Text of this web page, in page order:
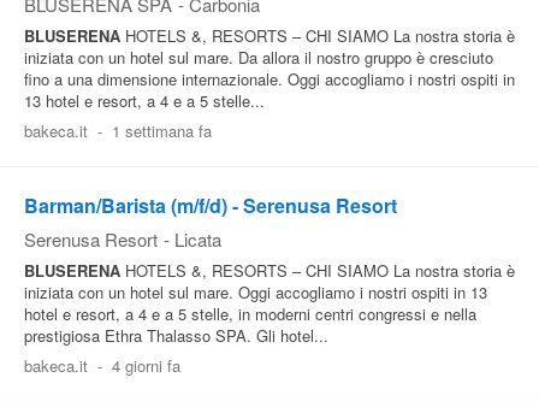
BLUSERENA HOTELS &, RESORTS – CHI SIAMO La nostra storia è
iniziata con un hotel sul mare. Da allora il nostro gruppo è cresciuto
fino a una dimensione internazionale. Oggi accogliamo i nostri ospiti in
13 hotel e resort, a 4 e a 5 stelle...
bakeca.it - 1 settimana fa
Barman/Barista (m/f/d) - Serenusa Resort
Serenusa Resort - Licata
BLUSERENA HOTELS &, RESORTS – CHI SIAMO La nostra storia è
iniziata con un hotel sul mare. Oggi accogliamo i nostri ospiti in 13
hotel e resort, a 4 e a 5 stelle, in moderni centri congressi e nella
prestigiosa Ethra Thalasso SPA. Gli hotel...
bakeca.it - 4 giorni fa